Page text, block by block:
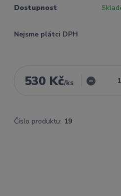
Dostupnost
Nejsme plátci DPH
530 Kč/ks
Číslo produktu: 19